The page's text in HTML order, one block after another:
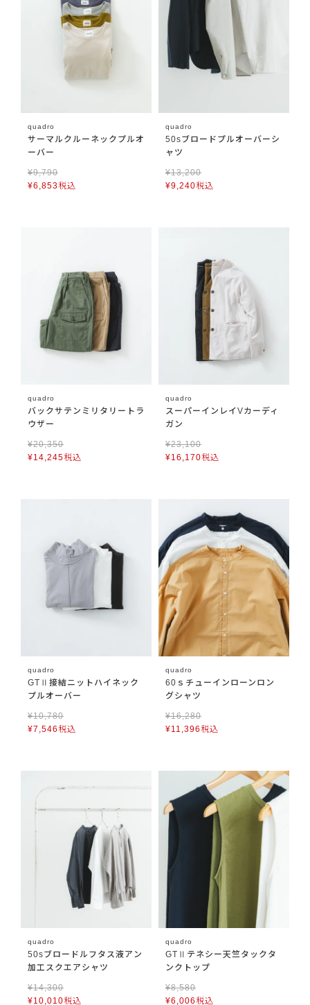
quadro
サーマルクルーネックプルオ
ーバー
¥9,790
¥6,853税込
quadro
50sブロードプルオーバーシ
ャツ
¥13,200
¥9,240税込
quadro
バックサテンミリタリートラ
ウザー
¥20,350
¥14,245税込
quadro
スーパーインレイVカーディ
ガン
¥23,100
¥16,170税込
quadro
GTⅡ接結ニットハイネック
プルオーバー
¥10,780
¥7,546税込
quadro
60ｓチューインローンロン
グシャツ
¥16,280
¥11,396税込
quadro
50sブロードルフタス液アン
加工スクエアシャツ
¥14,300
¥10,010税込
quadro
GTⅡテネシー天竺タックタ
ンクトップ
¥8,580
¥6,006税込